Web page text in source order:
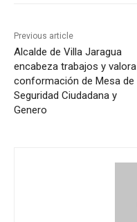
Previous article
Alcalde de Villa Jaragua
encabeza trabajos y valora
conformación de Mesa de
Seguridad Ciudadana y
Genero